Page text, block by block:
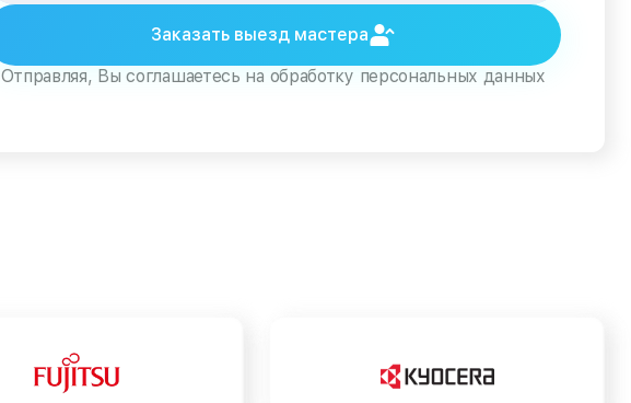
Заказать выезд мастера
Отправляя, Вы соглашаетесь на обработку персональных данных